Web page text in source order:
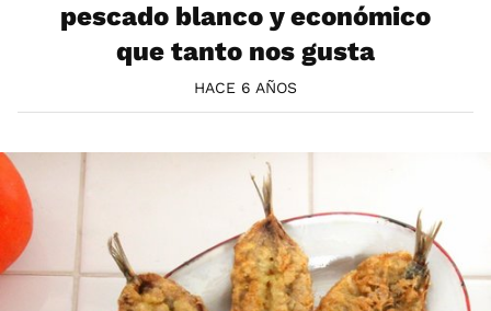
pescado blanco y económico
que tanto nos gusta
HACE 6 AÑOS